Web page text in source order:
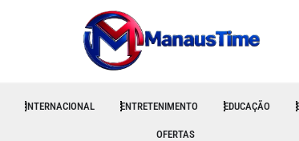
INTERNACIONAL ENTRETENIMENTO EDUCAÇÃO
OFERTAS